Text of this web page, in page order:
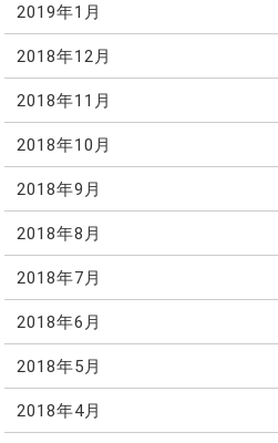
2019年1月
2018年12月
2018年11月
2018年10月
2018年9月
2018年8月
2018年7月
2018年6月
2018年5月
2018年4月